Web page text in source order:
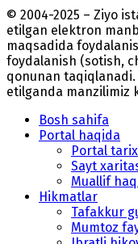
© 2004-2025 – Ziyo
etilgan elektron
maqsadida
foydalanish (sotish,
qonunan
etilganda manzilimiz
Bosh sahifa
Portal haqida
Portal
Sayt
Muallif
Hikmatlar
Tafakkur
Mumtoz